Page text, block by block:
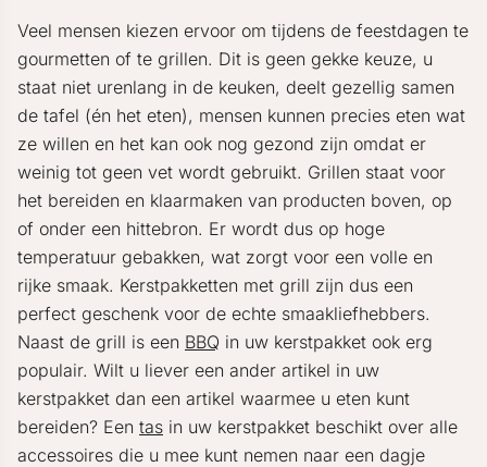
Veel mensen kiezen ervoor om tijdens de feestdagen te
gourmetten of te grillen. Dit is geen gekke keuze, u
staat niet urenlang in de keuken, deelt gezellig samen
de tafel (én het eten), mensen kunnen precies eten wat
ze willen en het kan ook nog gezond zijn omdat er
weinig tot geen vet wordt gebruikt. Grillen staat voor
het bereiden en klaarmaken van producten boven, op
of onder een hittebron. Er wordt dus op hoge
temperatuur gebakken, wat zorgt voor een volle en
rijke smaak. Kerstpakketten met grill zijn dus een
perfect geschenk voor de echte smaakliefhebbers.
Naast de grill is een BBQ in uw kerstpakket ook erg
populair. Wilt u liever een ander artikel in uw
kerstpakket dan een artikel waarmee u eten kunt
bereiden? Een tas in uw kerstpakket beschikt over alle
accessoires die u mee kunt nemen naar een dagje